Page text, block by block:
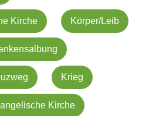
Kirche Körper/Leib
Krieg
Kirche